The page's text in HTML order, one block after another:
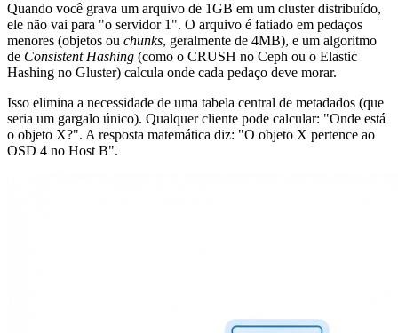
Quando você grava um arquivo de 1GB em um cluster distribuído,
ele não vai para "o servidor 1". O arquivo é fatiado em pedaços
menores (objetos ou chunks, geralmente de 4MB), e um algoritmo
de Consistent Hashing (como o CRUSH no Ceph ou o Elastic
Hashing no Gluster) calcula onde cada pedaço deve morar.
Isso elimina a necessidade de uma tabela central de metadados (que
seria um gargalo único). Qualquer cliente pode calcular: "Onde está
o objeto X?". A resposta matemática diz: "O objeto X pertence ao
OSD 4 no Host B".